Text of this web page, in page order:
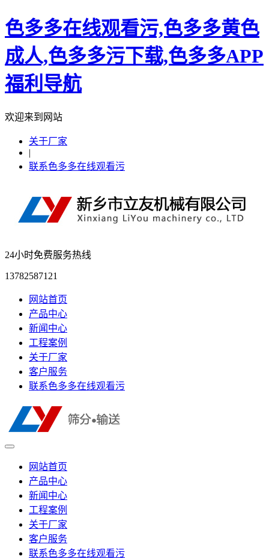
色多多在线观看污,色多多黄色
成人,色多多污下载,色多多APP
福利导航
欢迎来到网站
关于厂家
|
联系色多多在线观看污
24小时免费服务热线
13782587121
网站首页
产品中心
新闻中心
工程案例
关于厂家
客户服务
联系色多多在线观看污
网站首页
产品中心
新闻中心
工程案例
关于厂家
客户服务
联系色多多在线观看污